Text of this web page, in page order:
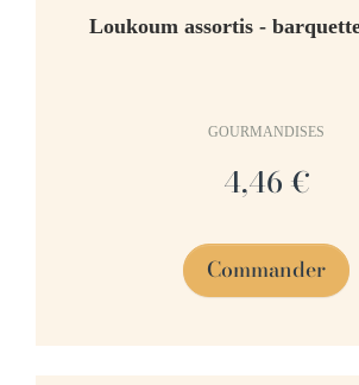
Loukoum assortis -
GOURMANDISES
4,46 €
Commander